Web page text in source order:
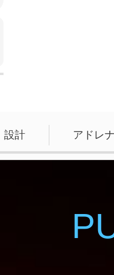
設計 アドレ